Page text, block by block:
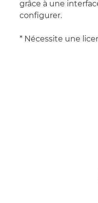
grâce à une
configurer.
* Nécessite une